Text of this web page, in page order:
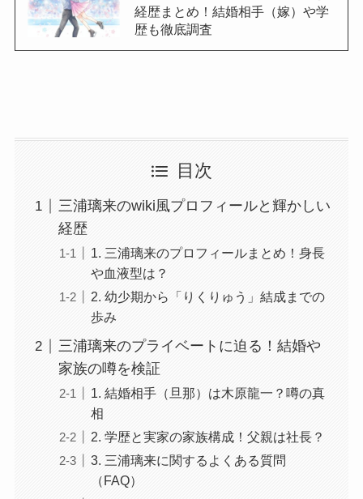
経歴まとめ！結婚相手（嫁）や学
歴も徹底調査
目次
三浦璃来のwiki風プロフィールと輝かしい
経歴
1. 三浦璃来のプロフィールまとめ！身長
や血液型は？
2. 幼少期から「りくりゅう」結成までの
歩み
三浦璃来のプライベートに迫る！結婚や
家族の噂を検証
1. 結婚相手（旦那）は木原龍一？噂の真
相
2. 学歴と実家の家族構成！父親は社長？
3. 三浦璃来に関するよくある質問
（FAQ）